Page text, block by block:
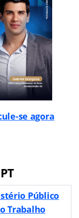
se agora
Público
Trabalho